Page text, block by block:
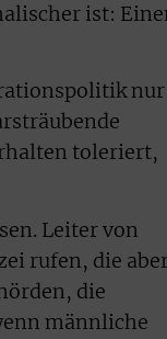
ist:
toleriert,
Leiter von
rufen, die
die
männliche